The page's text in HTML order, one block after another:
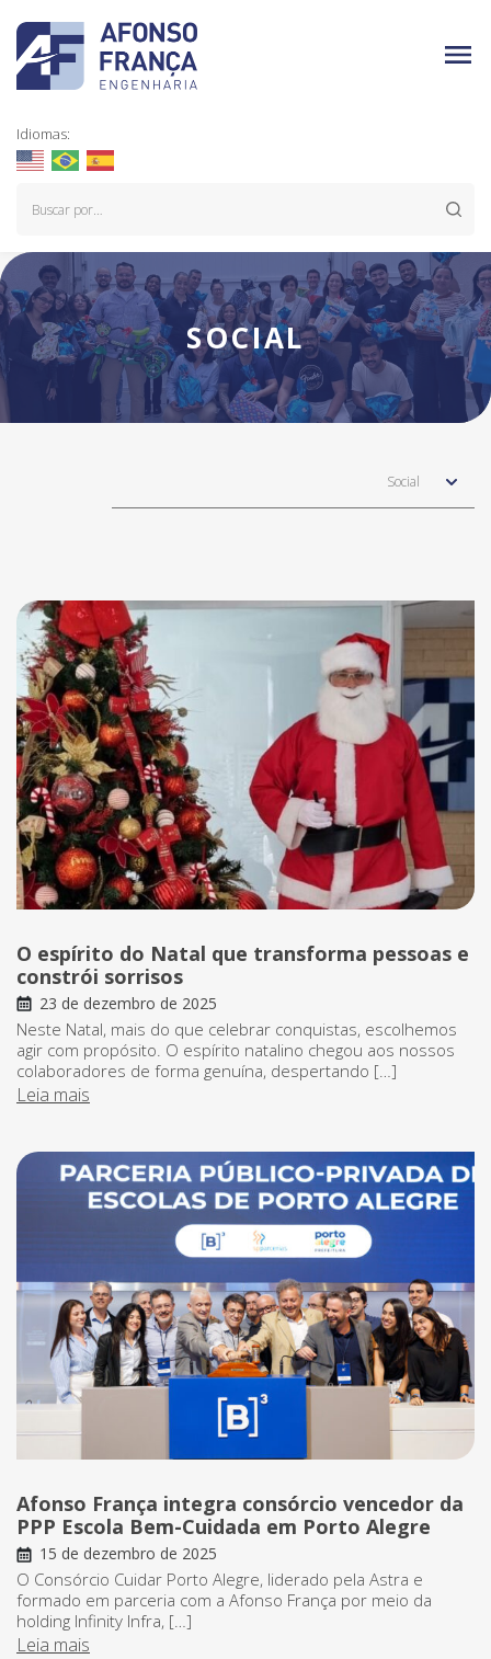
Idiomas:
SOCIAL
Social
O espírito do Natal que transforma pessoas e
constrói sorrisos
23 de dezembro de 2025
Neste Natal, mais do que celebrar conquistas, escolhemos
agir com propósito. O espírito natalino chegou aos nossos
colaboradores de forma genuína, despertando […]
Leia mais
Afonso França integra consórcio vencedor da
PPP Escola Bem-Cuidada em Porto Alegre
15 de dezembro de 2025
O Consórcio Cuidar Porto Alegre, liderado pela Astra e
formado em parceria com a Afonso França por meio da
holding Infinity Infra, […]
Leia mais